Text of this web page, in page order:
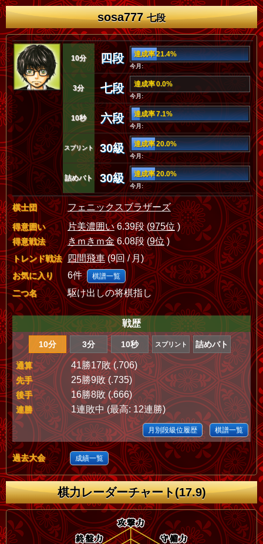
sosa777七段
10分 四段 達成率 21.4%
今月:
3分 七段 達成率 0.0%
今月:
10秒 六段 達成率 7.1%
今月:
スプリント 30級 達成率 20.0%
今月:
詰めバト 30級 達成率 20.0%
今月:
棋士団 フェニックスブラザーズ
得意囲い 片美濃囲い6.39段 (975位)
得意戦法 きｍきｍ金6.08段 (9位)
トレンド戦法 四間飛車(9回 / 月)
お気に入り 6件 棋譜一覧
二つ名 駆け出しの将棋指し
戦歴
10分 3分 10秒 スプリント 詰めバト
通算 41勝17敗 (.706)
先手 25勝9敗 (.735)
後手 16勝8敗 (.666)
連勝 1連敗中 (最高: 12連勝)
月別段級位履歴 棋譜一覧
過去大会 成績一覧
棋力レーダーチャート(17.9)